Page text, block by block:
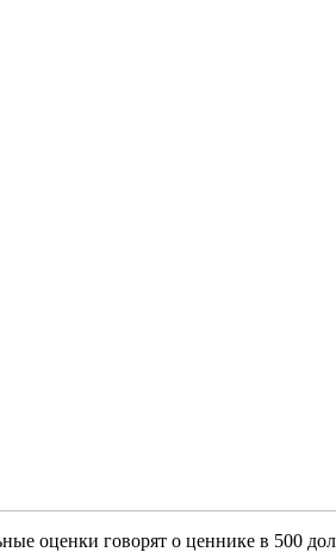
оценки говорят о ценнике в 500